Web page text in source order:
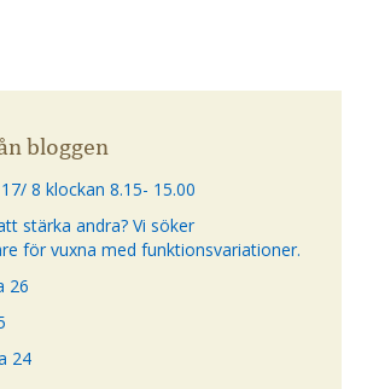
bloggen
8 klockan 8.15- 15.00
stärka andra? Vi söker
för vuxna med funktionsvariationer.
26
24